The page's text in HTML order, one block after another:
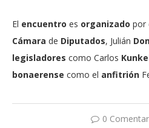
El encuentro es organizado por
Cámara de Diputados, Julián
legisladores como Carlos
bonaerense como el anfitrión
0